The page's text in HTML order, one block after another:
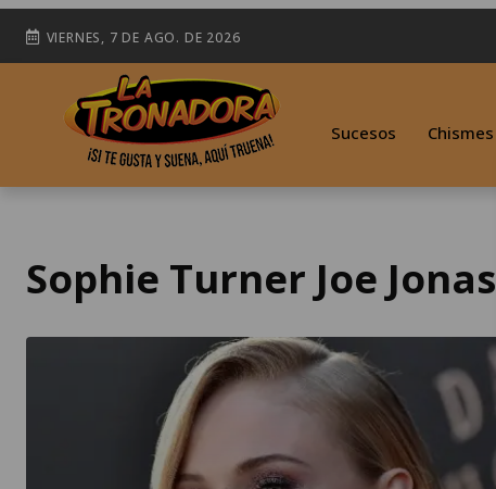
VIERNES, 7 DE AGO. DE 2026
Sucesos Chismes
Sophie Turner Joe Jonas